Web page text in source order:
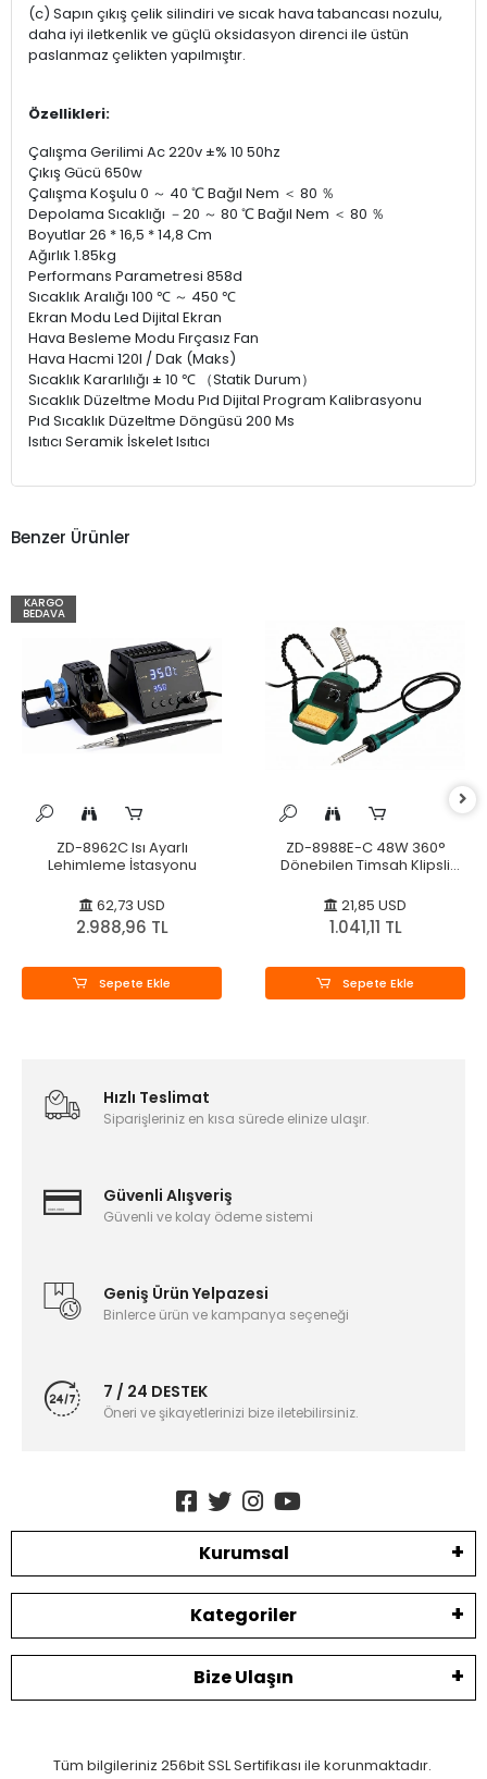
(c) Sapın çıkış çelik silindiri ve sıcak hava tabancası nozulu,
daha iyi iletkenlik ve güçlü oksidasyon direnci ile üstün
paslanmaz çelikten yapılmıştır.
Özellikleri:
Çalışma Gerilimi Ac 220v ±% 10 50hz
Çıkış Gücü 650w
Çalışma Koşulu 0 ～ 40 ℃ Bağıl Nem ＜ 80 ％
Depolama Sıcaklığı －20 ～ 80 ℃ Bağıl Nem ＜ 80 ％
Boyutlar 26 * 16,5 * 14,8 Cm
Ağırlık 1.85kg
Performans Parametresi 858d
Sıcaklık Aralığı 100 ℃ ～ 450 ℃
Ekran Modu Led Dijital Ekran
Hava Besleme Modu Fırçasız Fan
Hava Hacmi 120l / Dak (Maks)
Sıcaklık Kararlılığı ± 10 ℃ （Statik Durum）
Sıcaklık Düzeltme Modu Pıd Dijital Program Kalibrasyonu
Pıd Sıcaklık Düzeltme Döngüsü 200 Ms
Isıtıcı Seramik İskelet Isıtıcı
Benzer Ürünler
KARGO
BEDAVA
ZD-8962C Isı Ayarlı
Lehimleme İstasyonu
62,73 USD
2.988,96 TL
Sepete Ekle
ZD-8988E-C 48W 360°
Dönebilen Timsah Klipsli
21,85 USD
1.041,11 TL
Sepete Ekle
Hızlı Teslimat
Siparişleriniz en kısa sürede elinize ulaşır.
Güvenli Alışveriş
Güvenli ve kolay ödeme sistemi
Geniş Ürün Yelpazesi
Binlerce ürün ve kampanya seçeneği
7 / 24 DESTEK
Öneri ve şikayetlerinizi bize iletebilirsiniz.
Kurumsal
Kategoriler
Bize Ulaşın
Tüm bilgileriniz 256bit SSL Sertifikası ile korunmaktadır.